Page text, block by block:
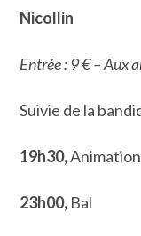
Nicollin
Entrée : 9 € – Aux
Suivie de la
19h30,
23h00, Bal